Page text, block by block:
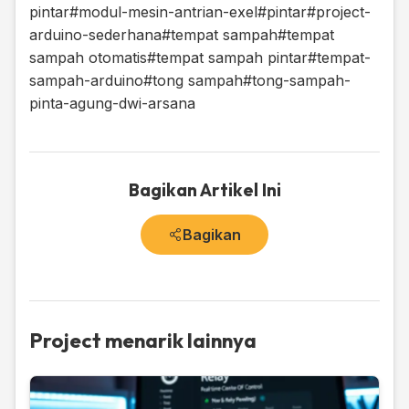
pintar#modul-mesin-antrian-exel#pintar#project-
arduino-sederhana#tempat sampah#tempat
sampah otomatis#tempat sampah pintar#tempat-
sampah-arduino#tong sampah#tong-sampah-
pinta-agung-dwi-arsana
Bagikan Artikel Ini
Bagikan
Project menarik lainnya